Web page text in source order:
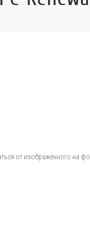
от изображённого на